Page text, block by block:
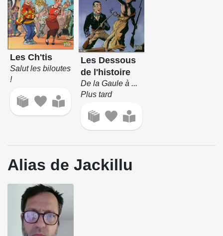
Les Ch'tis
Salut les biloutes
!
Les Dessous
de l'histoire
De la Gaule à ...
Plus tard
Alias de Jackillu